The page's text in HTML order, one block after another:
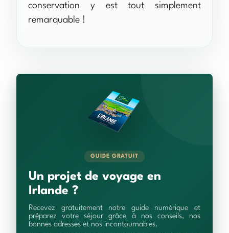
conservation y est tout simplement
remarquable !
GUIDE GRATUIT
Un projet de voyage en
Irlande ?
Recevez gratuitement notre guide numérique et
préparez votre séjour grâce à nos conseils, nos
bonnes adresses et nos incontournables.